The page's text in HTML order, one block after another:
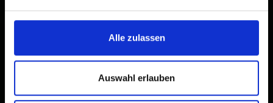
Alle zulassen
Auswahl erlauben